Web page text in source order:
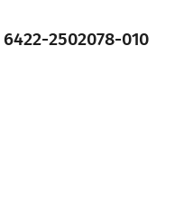
2502078-010